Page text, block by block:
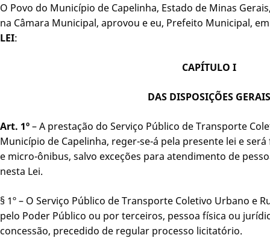
O Povo do Município de Capelinha, Estado de Minas
na Câmara Municipal, aprovou e eu, Prefeito Municipal,
LEI:
CAPÍTULO I
DAS DISPOSIÇÕES GERAIS
Art. 1º– A prestação do Serviço Público de Transporte
Município de Capelinha, reger-se-á pela presente lei e
e micro-ônibus, salvo exceções para atendimento de
nesta Lei.
§ 1º – O Serviço Público de Transporte Coletivo Urbano e
pelo Poder Público ou por terceiros, pessoa física ou
concessão, precedido de regular processo licitatório.